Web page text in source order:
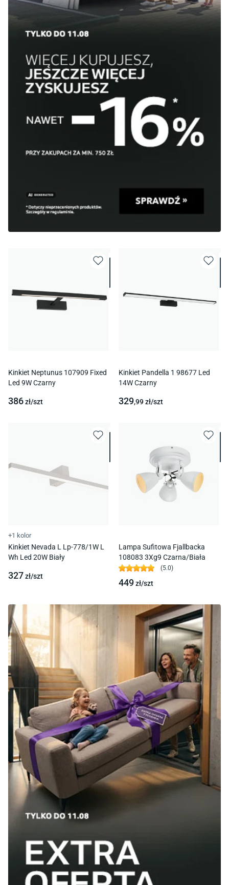
Kinkiet Neptunus 107909 Fixed
Led 9W Czarny
386zł/szt
Kinkiet Pandella 1 98677 Led
14W Czarny
329,99zł/szt
+1 kolor
Kinkiet Nevada L Lp-778/1W L
Wh Led 20W Biały
327zł/szt
Lampa Sufitowa Fjallbacka
108083 3Xg9 Czarna/Biała
(5.0)
449zł/szt